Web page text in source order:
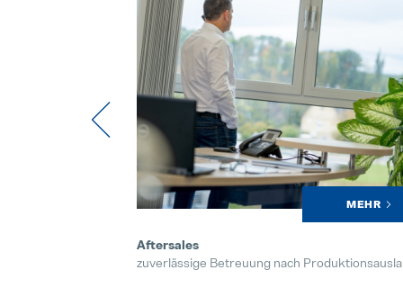
MEHR
Design & Prozessentwicklung
Nur das beste Ergebnis geht in Serie